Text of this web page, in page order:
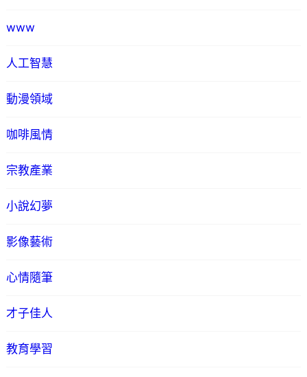
www
人工智慧
動漫領域
咖啡風情
宗教產業
小說幻夢
影像藝術
心情隨筆
才子佳人
教育學習